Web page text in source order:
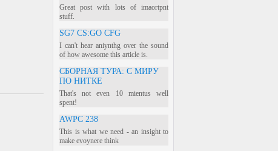
Great post with lots of imaortpnt
stuff.
SG7 CS:GO CFG
I can't hear aniynthg over the sound
of how awesome this article is.
СБОРНАЯ ТУРА: С МИРУ
ПО НИТКЕ
That's not even 10 mientus well
spent!
AWPC 238
This is what we need - an insight to
make evoynere think